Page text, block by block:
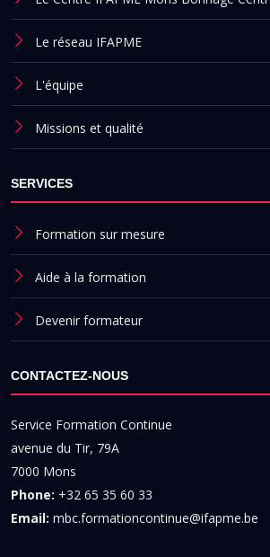
Le réseau IFAPME
L'équipe
Missions et qualité
SERVICES
Formation sur mesure
Aide à la formation
Devenir formateur
CONTACTEZ-NOUS
Service Formation Continue
avenue du Tir, 79A
7000 Mons
Phone: +32 65 35 60 33
Email: mbc.formationcontinue@ifapme.be